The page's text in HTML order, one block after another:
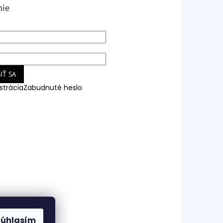
SA
Zabudnuté heslo